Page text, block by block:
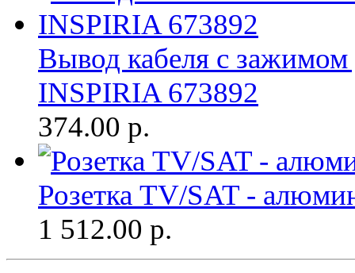
Вывод кабеля с
INSPIRIA 673892
374.00 р.
Розетка TV/SAT -
1 512.00 р.